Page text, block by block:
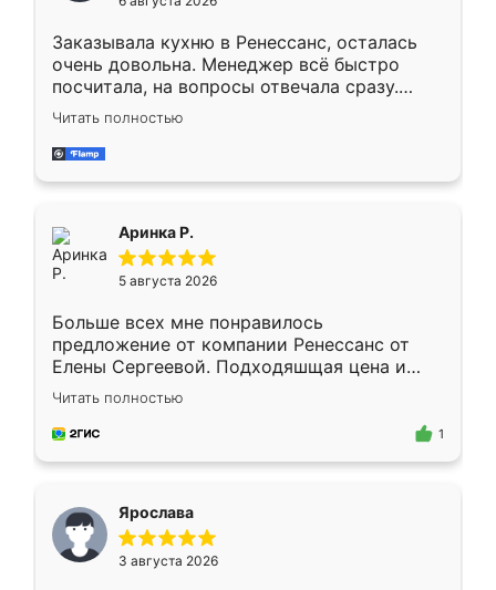
мебели буду заказывать только здесь.
Заказывала кухню в Ренессанс, осталась
очень довольна. Менеджер всё быстро
посчитала, на вопросы отвечала сразу.
Замерщик приехал в субботу, подошёл к
делу со всей ответственностью. Собрали
за день, ребята работали аккуратно, даже
Читать полностью
Аринка Р.
5 августа 2026
Больше всех мне понравилось
предложение от компании Ренессанс от
Елены Сергеевой. Подходяшщая цена и
короткие сроки изготовления. Приехавший
для замера сотрудник Владислав
предложил по моему эскизу самый
Читать полностью
1
Ярослава
3 августа 2026